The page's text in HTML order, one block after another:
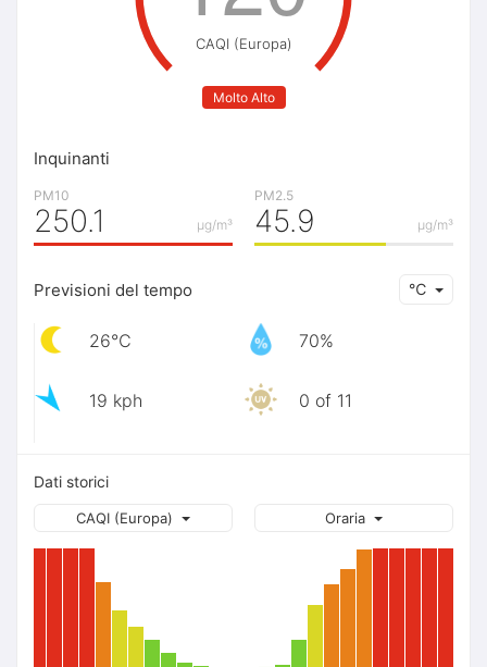
CAQI (Europa)
Molto Alto
Inquinanti
PM10
μg/m³
250.1
PM2.5
μg/m³
45.9
Previsioni del tempo ℃
26℃ 70%
19 kph 0 of 11
Dati storici
Oraria
CAQI (Europa)